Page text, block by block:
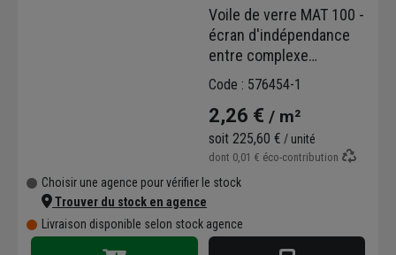
Voile de verre MAT 100 -
écran d'indépendance
entre complexe
d'étanchéité et support -
1m x 100 ml
Code : 576454-1
2,26 € / m²
soit 225,60 € / unité
dont 0,01 € éco-contribution
Choisir une agence pour vérifier le stock
Trouver du stock en agence
Livraison disponible selon stock agence